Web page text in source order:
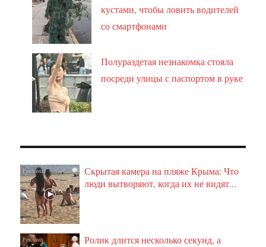
кустами, чтобы ловить водителей
со смартфонами
Полураздетая незнакомка стояла
посреди улицы с паспортом в руке
i
Скрытая камера на пляже Крыма: Что
люди вытворяют, когда их не видят...
i
Ролик длится несколько секунд, а